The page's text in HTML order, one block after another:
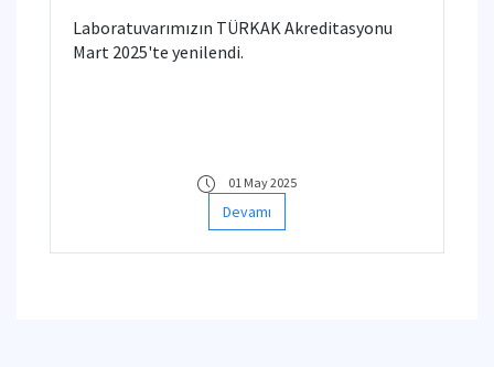
Laboratuvarımızın TÜRKAK Akreditasyonu
Mart 2025'te yenilendi.
01 May 2025
Devamı